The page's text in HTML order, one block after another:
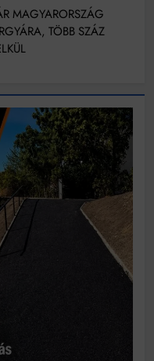
MAGYARORSZÁG
TÖBB SZÁZ